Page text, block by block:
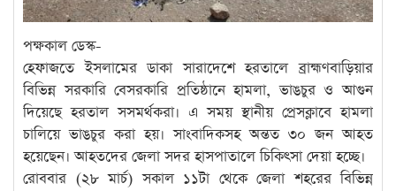
পক্ষকাল ডেস্ক-
হেফাজতে ইসলামের ডাকা সারাদেশে হরতালে ব্রাহ্মণবাড়িয়ার
বিভিন্ন সরকারি বেসরকারি প্রতিষ্ঠানে হামলা, ভাঙচুর ও আগুন
দিয়েছে হরতাল সসমর্থকরা। এ সময় স্থানীয় প্রেসক্লাবে হামলা
চালিয়ে ভাঙচুর করা হয়। সাংবাদিকসহ অন্তত ৩০ জন আহত
হয়েছেন। আহতদের জেলা সদর হাসপাতালে চিকিৎসা দেয়া হচ্ছে।
রোববার (২৮ মার্চ) সকাল ১১টা থেকে জেলা শহরের বিভিন্ন